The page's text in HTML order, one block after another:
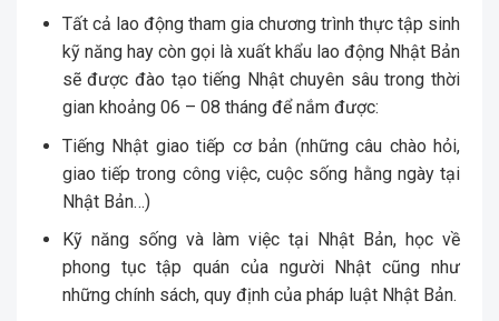
Tất cả lao động tham gia chương trình thực tập sinh
kỹ năng hay còn gọi là xuất khẩu lao động Nhật Bản
sẽ được đào tạo tiếng Nhật chuyên sâu trong thời
gian khoảng 06 – 08 tháng để nắm được:
Tiếng Nhật giao tiếp cơ bản (những câu chào hỏi,
giao tiếp trong công việc, cuộc sống hằng ngày tại
Nhật Bản…)
Kỹ năng sống và làm việc tại Nhật Bản, học về
phong tục tập quán của người Nhật cũng như
những chính sách, quy định của pháp luật Nhật Bản.